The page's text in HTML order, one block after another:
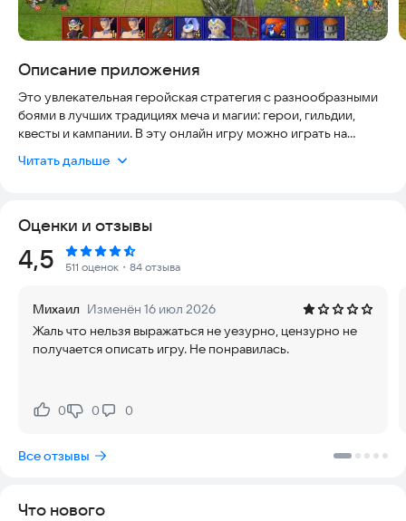
Описание приложения
Это увлекательная геройская стратегия с разнообразными
боями в лучших традициях меча и магии: герои, гильдии,
квесты и кампании. В эту онлайн игру можно играть на
Основные преимущества:
показывать отличные результаты в ивенте;
3. Разнообразный игровой мир(бои, квесты, карты, торговля,
экономика и т.п.)
4. Не требует реальных денег.
Читать дальше
Оценки и отзывы
Рейтинг:
4,5 511 оценок ・84 отзыва
Михаил Изменён 16 июл 2026
Жаль что нельзя выражаться не уезурно, цензурно не
получается описать игру. Не понравилась.
Нравится:
0Не нравится:
0 0
Все отзывы
Что нового